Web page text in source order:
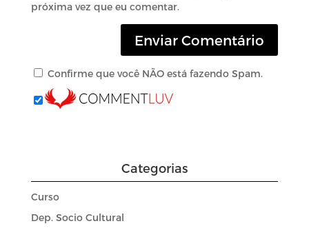
próxima vez que eu comentar.
Confirme que você NÃO está fazendo Spam.
Categorias
Curso
Dep. Socio Cultural